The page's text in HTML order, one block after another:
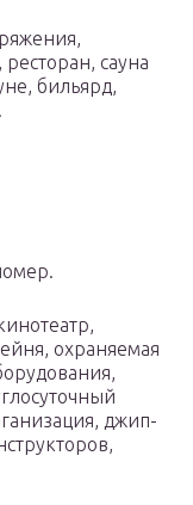
сауна
бильярд,
охраняемая
джип-